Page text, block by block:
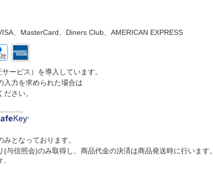
、MasterCard、Diners Club、AMERICAN EXPRESS
ービス）を導入しています。
入力を求められた場合は
さい。
となっております。
(与信照会)のみ取得し、商品代金の決済は商品発送時に行います。